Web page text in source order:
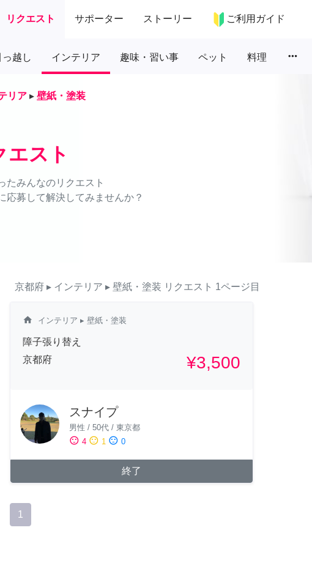
リクエスト サポーター ストーリー ご利用ガイド
っ越し インテリア 趣味・習い事 ペット 料理 more_horiz
リア ▸ 壁紙・塗装
エスト
たみんなのリクエスト
応募して解決してみませんか？
京都府 ▸ インテリア ▸ 壁紙・塗装 リクエスト 1ページ目
home インテリア ▸ 壁紙・塗装
障子張り替え
京都府
¥3,500
スナイプ
男性 / 50代 / 東京都
sentiment_satisfied 4 sentiment_neutral 1 sentiment_dissatisfied 0
終了
1